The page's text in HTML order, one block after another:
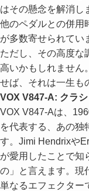
はその懸念を解消し
他のペダルとの併用
が多数寄せられてい
ただし、その高度な
高いかもしれません
せば、それは一生も
VOX V847-A: クラ
VOX V847-Aは、
を代表する、あの独
す。Jimi Hendrixや
が愛用したことで知
の」と言えます。現
単なるエフェクター